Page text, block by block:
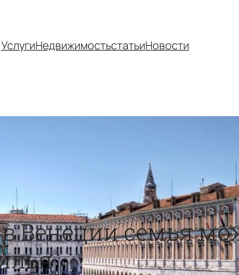
УслугиНедвижимостьстатьиНовости
Венеции семья